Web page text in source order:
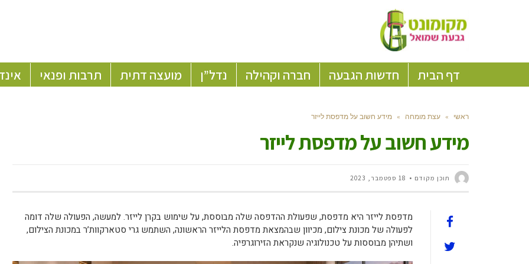
דף הבית חדשות הגבעה חברה וקהילה נדל”ן מועצה דתית תרבות ופנאי
ראשי » עצת מומחה » מידע חשוב על מדפסת לייזר
מידע חשוב על מדפסת לייזר
תוכן מקודם 18 ספטמבר, 2023
מדפסת לייזר היא מדפסת, שפעולת ההדפסה שלה מבוססת, על שימוש בקרן לייזר. למעשה, הפעולה שלה דומה
לפעולה של מכונת צילום, מכיוון שבהמצאת מדפסת הלייזר הראשונה, השתמש גרי סטארקוות’ר במכונת הצילום,
ושתיהן מבוססות על טכנולוגיה שנקראת הזירוגרפיה.